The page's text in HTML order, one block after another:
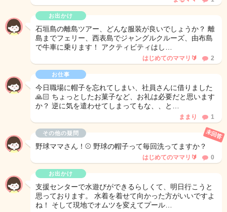
お出かけ
石垣島の離島ツアー、どんな服装が良いでしょうか？ 離
島までフェリー、西表島でジャングルクルーズ、由布島
で牛車に乗ります！ アクティビティはし…
はじめてのママリ🔰 2
お仕事
今日職場に帽子を忘れてしまい、社員さんに借りました
🙏🏻 ちょっとしたお菓子など、お礼は必要だと思います
か？ 逆に気を遣わせてしまってもな、、と…
ままり 1
その他の疑問
野球ママさん！⚾️ 野球の帽子って毎回洗ってますか？
未回答
はじめてのママリ🔰 0
お出かけ
支援センターで水遊びができるらしくて、明日行こうと
思っております。 水着を着せて向かった方がいいですよ
ね！ そして現地でオムツを変えてプール…